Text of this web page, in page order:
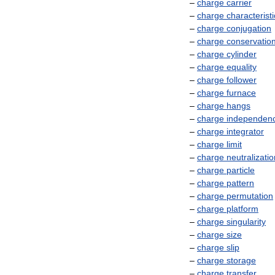
– charge carrier
– charge
– charge conjugation
– charge conservation
– charge cylinder
– charge equality
– charge follower
– charge furnace
– charge hangs
– charge
– charge integrator
– charge limit
– charge
– charge particle
– charge pattern
– charge permutation
– charge platform
– charge singularity
– charge size
– charge slip
– charge storage